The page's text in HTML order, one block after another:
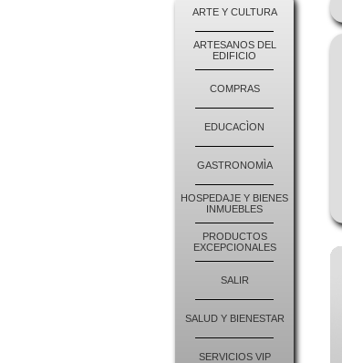
ARTE Y CULTURA
ARTESANOS DEL
EDIFICIO
COMPRAS
EDUCACÌON
GASTRONOMÌA
HOSPEDAJE Y BIENES
INMUEBLES
PRODUCTOS
EXCEPCIONALES
SALIR
SALUD Y BIENESTAR
SERVICIOS VIP